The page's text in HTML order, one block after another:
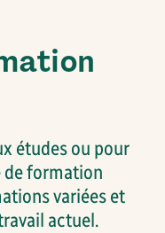
études ou pour
de formation
variées et
actuel.